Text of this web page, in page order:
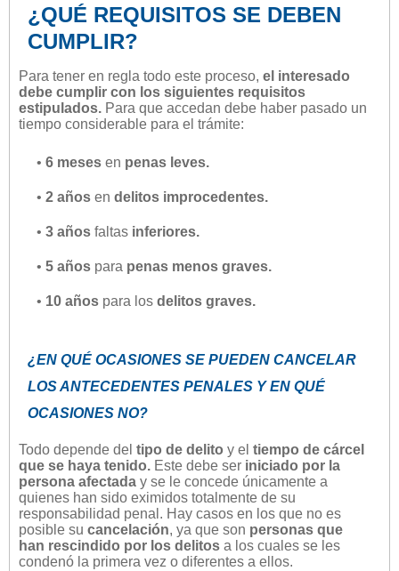
¿QUÉ REQUISITOS SE DEBEN
CUMPLIR?
Para tener en regla todo este proceso, el interesado
debe cumplir con los siguientes requisitos
estipulados. Para que accedan debe haber pasado un
tiempo considerable para el trámite:
• 6 meses en penas leves.
• 2 años en delitos improcedentes.
• 3 años faltas inferiores.
• 5 años para penas menos graves.
• 10 años para los delitos graves.
¿EN QUÉ OCASIONES SE PUEDEN CANCELAR
LOS ANTECEDENTES PENALES Y EN QUÉ
OCASIONES NO?
Todo depende del tipo de delito y el tiempo de cárcel
que se haya tenido. Este debe ser iniciado por la
persona afectada y se le concede únicamente a
quienes han sido eximidos totalmente de su
responsabilidad penal. Hay casos en los que no es
posible su cancelación, ya que son personas que
han rescindido por los delitos a los cuales se les
condenó la primera vez o diferentes a ellos.